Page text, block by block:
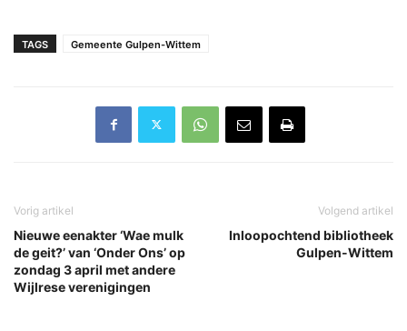
TAGS Gemeente Gulpen-Wittem
Vorig artikel
Nieuwe eenakter ‘Wae mulk
de geit?’ van ‘Onder Ons’ op
zondag 3 april met andere
Wijlrese verenigingen
Volgend artikel
Inloopochtend bibliotheek
Gulpen-Wittem